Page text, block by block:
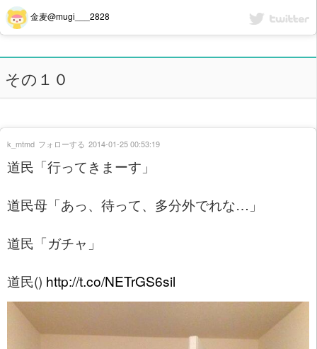
金麦@mugi___2828
その１０
道民「行ってきまーす」
道民母「あっ、待って、多分外でれな…」
道民「ガチャ」
道民() http://t.co/NETrGS6sil
k_mtmd フォローする 2014-01-25 00:53:19